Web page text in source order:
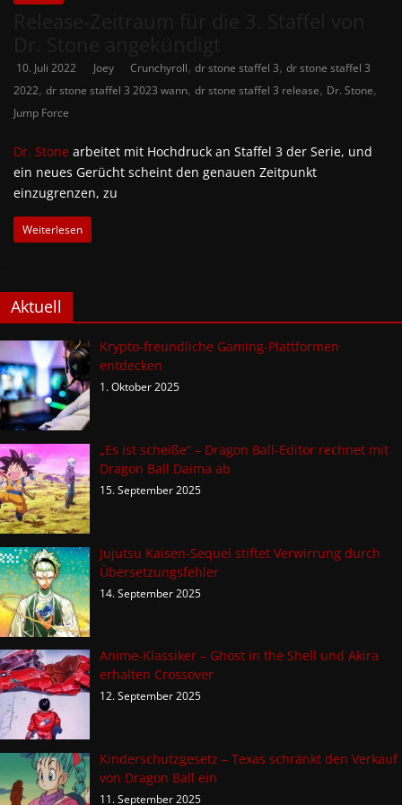
10. Juli 2022 Joey Crunchyroll, dr stone staffel 3, dr stone staffel 3
2022, dr stone staffel 3 2023 wann, dr stone staffel 3 release, Dr. Stone,
Jump Force
Dr. Stone arbeitet mit Hochdruck an Staffel 3 der Serie, und
ein neues Gerücht scheint den genauen Zeitpunkt
einzugrenzen, zu
Weiterlesen
Aktuell
Krypto-freundliche Gaming-Plattformen
entdecken
1. Oktober 2025
„Es ist scheiße“ – Dragon Ball-Editor rechnet mit
Dragon Ball Daima ab
15. September 2025
Jujutsu Kaisen-Sequel stiftet Verwirrung durch
Übersetzungsfehler
14. September 2025
Anime-Klassiker – Ghost in the Shell und Akira
erhalten Crossover
12. September 2025
Kinderschutzgesetz – Texas schränkt den Verkauf
von Dragon Ball ein
11. September 2025